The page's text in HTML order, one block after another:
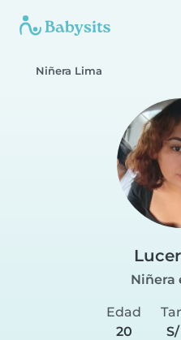
Niñera Lima
Niñera
Edad
20